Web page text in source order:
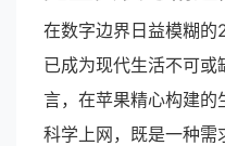
在数字边界日益模糊
已成为现代生活不可
言，在苹果精心构建的
科学上网，既是一种需